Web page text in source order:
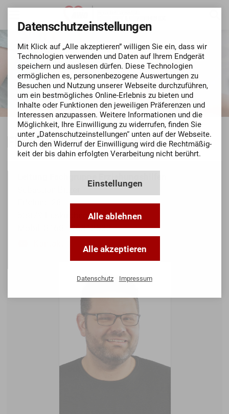
Flexible Erziehungshilfe
Mobil: 0160 - 96312532
Datenschutz­einstellungen
Mit Klick auf „Alle akzeptieren” willigen Sie ein, dass wir
Techno­logien verwenden und Daten auf Ihrem Endgerät
speichern und auslesen dürfen. Diese Techno­logien
ermög­lichen es, personen­bezo­gene Aus­wertungen zu
Besuchen und Nutzung unserer Webseite durch­zu­führen,
um ein bestmögli­ches Online-Erlebnis zu bieten und
Inhalte oder Funktionen den jeweiligen Präferenzen und
Inte­ressen anzupassen. Weitere Informationen und die
Mög­lich­keit, Ihre Ein­willigung zu widerrufen, finden Sie
unter „Datenschutz­einstellungen“ unten auf der Webseite.
Durch den Widerruf der Ein­willigung wird die Recht­mäßig­
keit der bis dahin erfolgten Verarbeitung nicht berührt.
Datenschutz Impressum
Alle ablehnen
Alle akzeptieren
Einstellungen